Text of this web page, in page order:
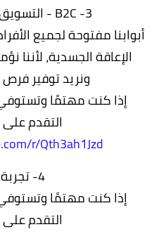
3- B2C - التسويق الرقمي والحلول:
أبوابنا مفتوحة لجميع
الإعاقة الجسدية، لأننا
ونريد توفير
إذا كنت مهتمًا
التقدم على
r/Qth3ah1Jzd
4- تجربة العميل:
إذا كنت مهتمًا
التقدم على